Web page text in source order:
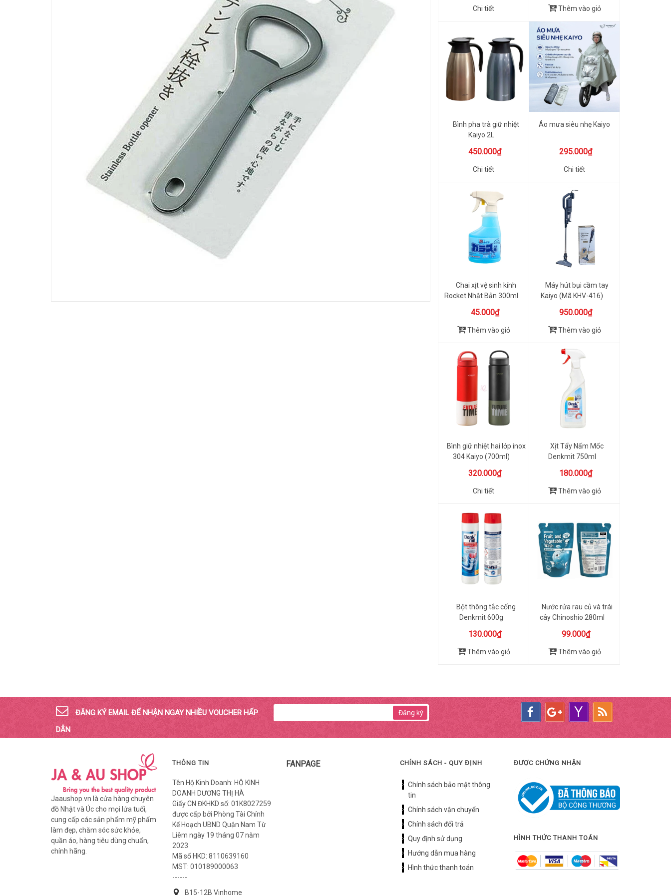
Chi tiết Thêm vào giỏ
Bình pha trà giữ nhiệt
Kaiyo 2L
450.000₫
Chi tiết
Áo mưa siêu nhẹ Kaiyo
295.000₫
Chi tiết
Chai xịt vệ sinh kính
Rocket Nhật Bản 300ml
45.000₫
Thêm vào giỏ
Máy hút bụi cầm tay
Kaiyo (Mã KHV-416)
950.000₫
Thêm vào giỏ
Bình giữ nhiệt hai lớp inox
304 Kaiyo (700ml)
320.000₫
Chi tiết
Xịt Tẩy Nấm Mốc
Denkmit 750ml
180.000₫
Thêm vào giỏ
Bột thông tắc cống
Denkmit 600g
130.000₫
Thêm vào giỏ
Nước rửa rau củ và trái
cây Chinoshio 280ml
99.000₫
Thêm vào giỏ
ĐĂNG KÝ EMAIL ĐỂ NHẬN NGAY NHIỀU VOUCHER HẤP
DẪN
Đăng ký
Jaaushop.vn là cửa hàng chuyên
đồ Nhật và Úc cho mọi lứa tuổi,
cung cấp các sản phẩm mỹ phẩm
làm đẹp, chăm sóc sức khỏe,
quần áo, hàng tiêu dùng chuẩn,
chính hãng.
THÔNG TIN
Tên Hộ Kinh Doanh: HỘ KINH
DOANH DƯƠNG THỊ HÀ
Giấy CN ĐKHKD số: 01K8027259
được cấp bởi Phòng Tài Chính
Kế Hoạch UBND Quận Nam Từ
Liêm ngày 19 tháng 07 năm
2023
Mã số HKD: 8110639160
MST: 010189000063
------
B15-12B Vinhome
FANPAGE CHÍNH SÁCH - QUY ĐỊNH
Chính sách bảo mật thông
tin
Chính sách vận chuyển
Chính sách đổi trả
Quy định sử dụng
Hướng dẫn mua hàng
Hình thức thanh toán
ĐƯỢC CHỨNG NHẬN
HÌNH THỨC THANH TOÁN